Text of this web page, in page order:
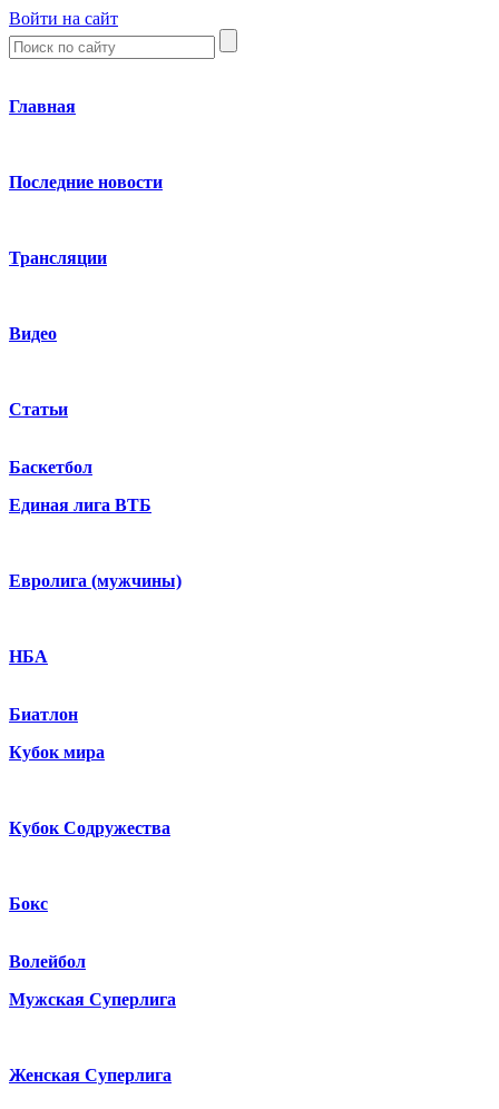
Войти на сайт
Главная
Последние новости
Трансляции
Видео
Статьи
Баскетбол
Единая лига ВТБ
Евролига (мужчины)
НБА
Биатлон
Кубок мира
Кубок Содружества
Бокс
Волейбол
Мужская Суперлига
Женская Суперлига